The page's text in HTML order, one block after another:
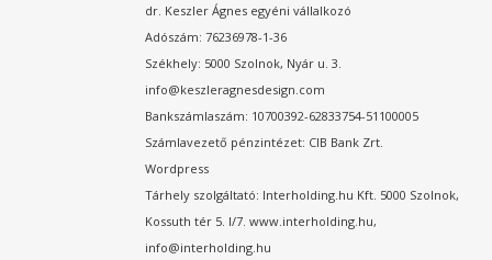
dr. Keszler Ágnes egyéni vállalkozó
Adószám: 76236978-1-36
Székhely: 5000 Szolnok, Nyár u. 3.
info@keszleragnesdesign.com
Bankszámlaszám: 10700392-62833754-51100005
Számlavezető pénzintézet: CIB Bank Zrt.
Wordpress
Tárhely szolgáltató: Interholding.hu Kft. 5000 Szolnok,
Kossuth tér 5. I/7. www.interholding.hu,
info@interholding.hu